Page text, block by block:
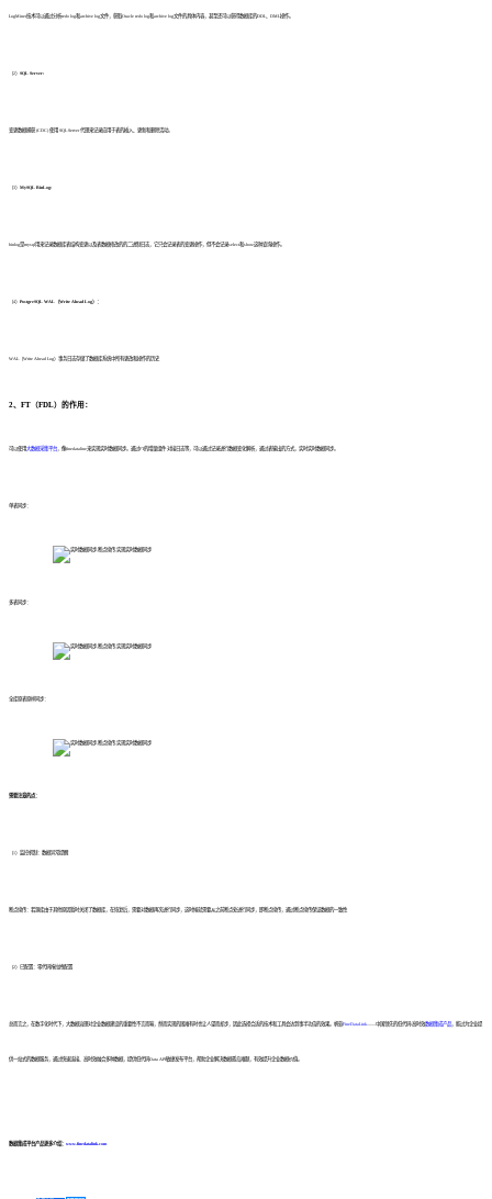
LogMiner技术可以通过分析redo log和archive log文件，获取Oracle redo log和archive log文件的具体内容，甚至还可以获得数据库的DDL、DML操作。
（2） SQL Server:
变更数据捕获 (CDC) 使用 SQL Server 代理来记录应用于表的插入、更新和删除活动。
（3） MySQL BinLog:
binlog是mysql用来记录数据库表结构变更以及表数据修改的的二进制日志，它只会记录表的变更操作，但不会记录select和show这种查询操作。
（4） PostgreSQL WAL（Write Ahead Log）：
WAL（Write Ahead Log）事务日志存储了数据库系统中所有更改和操作的历史
2、FT（FDL）的作用：
可以使用大数据采集平台 ，像finedataline来实现实时数据同步。通过FT的增量组件 对接日志等，可以通过记录进行数据变化解析，通过表输出的方式，实时实时数据同步。
单表同步：
多表同步：
全库原表原样同步：
需要注意的点：
（1）监控机制：数据异常提醒
断点续传：若源库由于其他原因暂时关闭了数据库，在恢复后，需要对数据再次进行同步，这时候就需要从之前断点处进行同步，即断点续传，通过断点续传保证数据的一致性
（2）已配置：零代码拖拉拽配置
总而言之，在数字化时代下，大数据治理对企业数据建设的重要性不言而喻，然而实现的困难有时也让人望而却步，因此选择合适的技术和工具会达到事半功倍的效果。帆软FineDataLink ——中国领先的低代码/高时效数据集成产品 ，能过为企业提
供一站式的数据服务，通过快速连接、高时效融合多种数据，提供低代码Data API敏捷发布平台，帮助企业解决数据孤岛难题，有效提升企业数据价值。
数据集成平台产品更多介绍： www.finedatalink.com